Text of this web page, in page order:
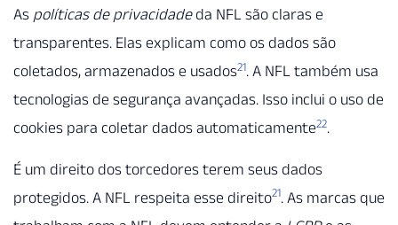
As políticas de privacidadeda NFL são claras e
transparentes. Elas explicam como os dados são
coletados, armazenados e usados21. A NFL também usa
tecnologias de segurança avançadas. Isso inclui o uso de
cookies para coletar dados automaticamente22.
É um direito dos torcedores terem seus dados
protegidos. A NFL respeita esse direito21. As marcas que